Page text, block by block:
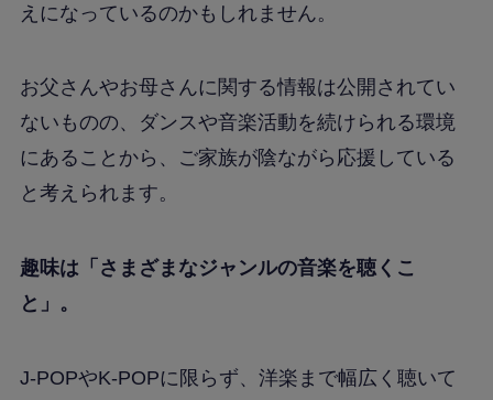
えになっているのかもしれません。
お父さんやお母さんに関する情報は公開されてい
ないものの、ダンスや音楽活動を続けられる環境
にあることから、ご家族が陰ながら応援している
と考えられます。
趣味は「さまざまなジャンルの音楽を聴くこ
と」。
J-POPやK-POPに限らず、洋楽まで幅広く聴いて